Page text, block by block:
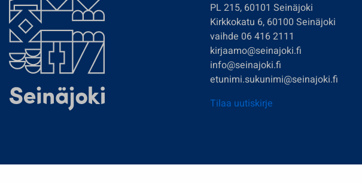
PL 215, 60101 Seinäjoki
Kirkkokatu 6, 60100 Seinäjoki
vaihde 06 416 2111
kirjaamo@seinajoki.fi
info@seinajoki.fi
etunimi.sukunimi@seinajoki.fi
Tilaa uutiskirje